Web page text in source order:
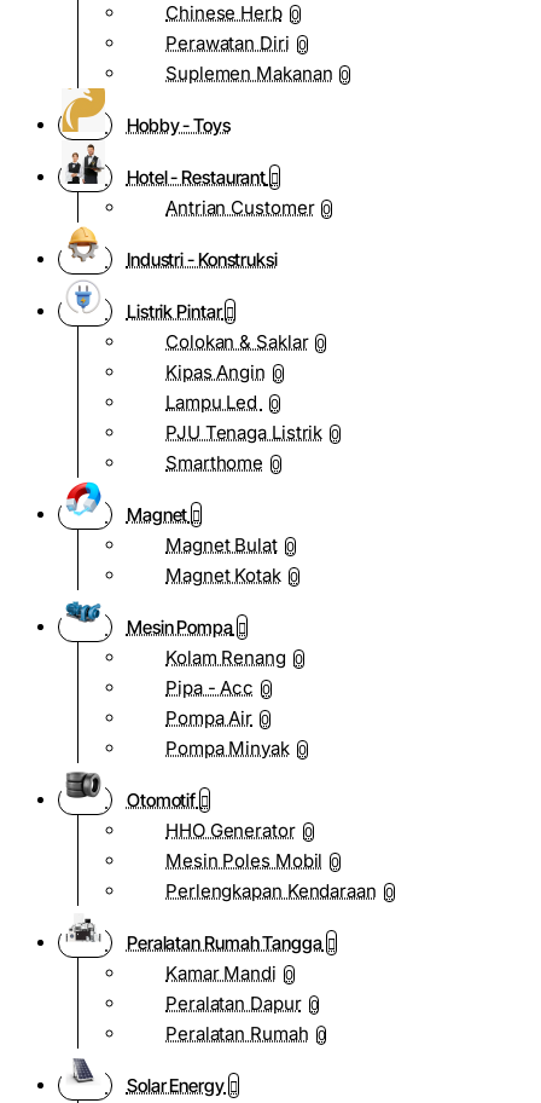
Chinese Herb 0
Perawatan Diri 0
Suplemen Makanan 0
Hobby - Toys
Hotel - Restaurant
Antrian Customer 0
Industri - Konstruksi
Listrik Pintar
Colokan & Saklar 0
Kipas Angin 0
Lampu Led 0
PJU Tenaga Listrik 0
Smarthome 0
Magnet
Magnet Bulat 0
Magnet Kotak 0
Mesin Pompa
Kolam Renang 0
Pipa - Acc 0
Pompa Air 0
Pompa Minyak 0
Otomotif
HHO Generator 0
Mesin Poles Mobil 0
Perlengkapan Kendaraan 0
Peralatan Rumah Tangga
Kamar Mandi 0
Peralatan Dapur 0
Peralatan Rumah 0
Solar Energy